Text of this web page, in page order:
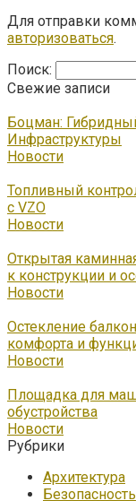
Для отправки
авторизоваться.
Поиск:
Свежие записи
Боцман:
Инфраструктуры
Новости
Топливный
с VZO
Новости
Открытая
к конструкции и
Новости
Остекление
комфорта и
Новости
Площадка для
обустройства
Новости
Рубрики
Архитектура
Безопасность